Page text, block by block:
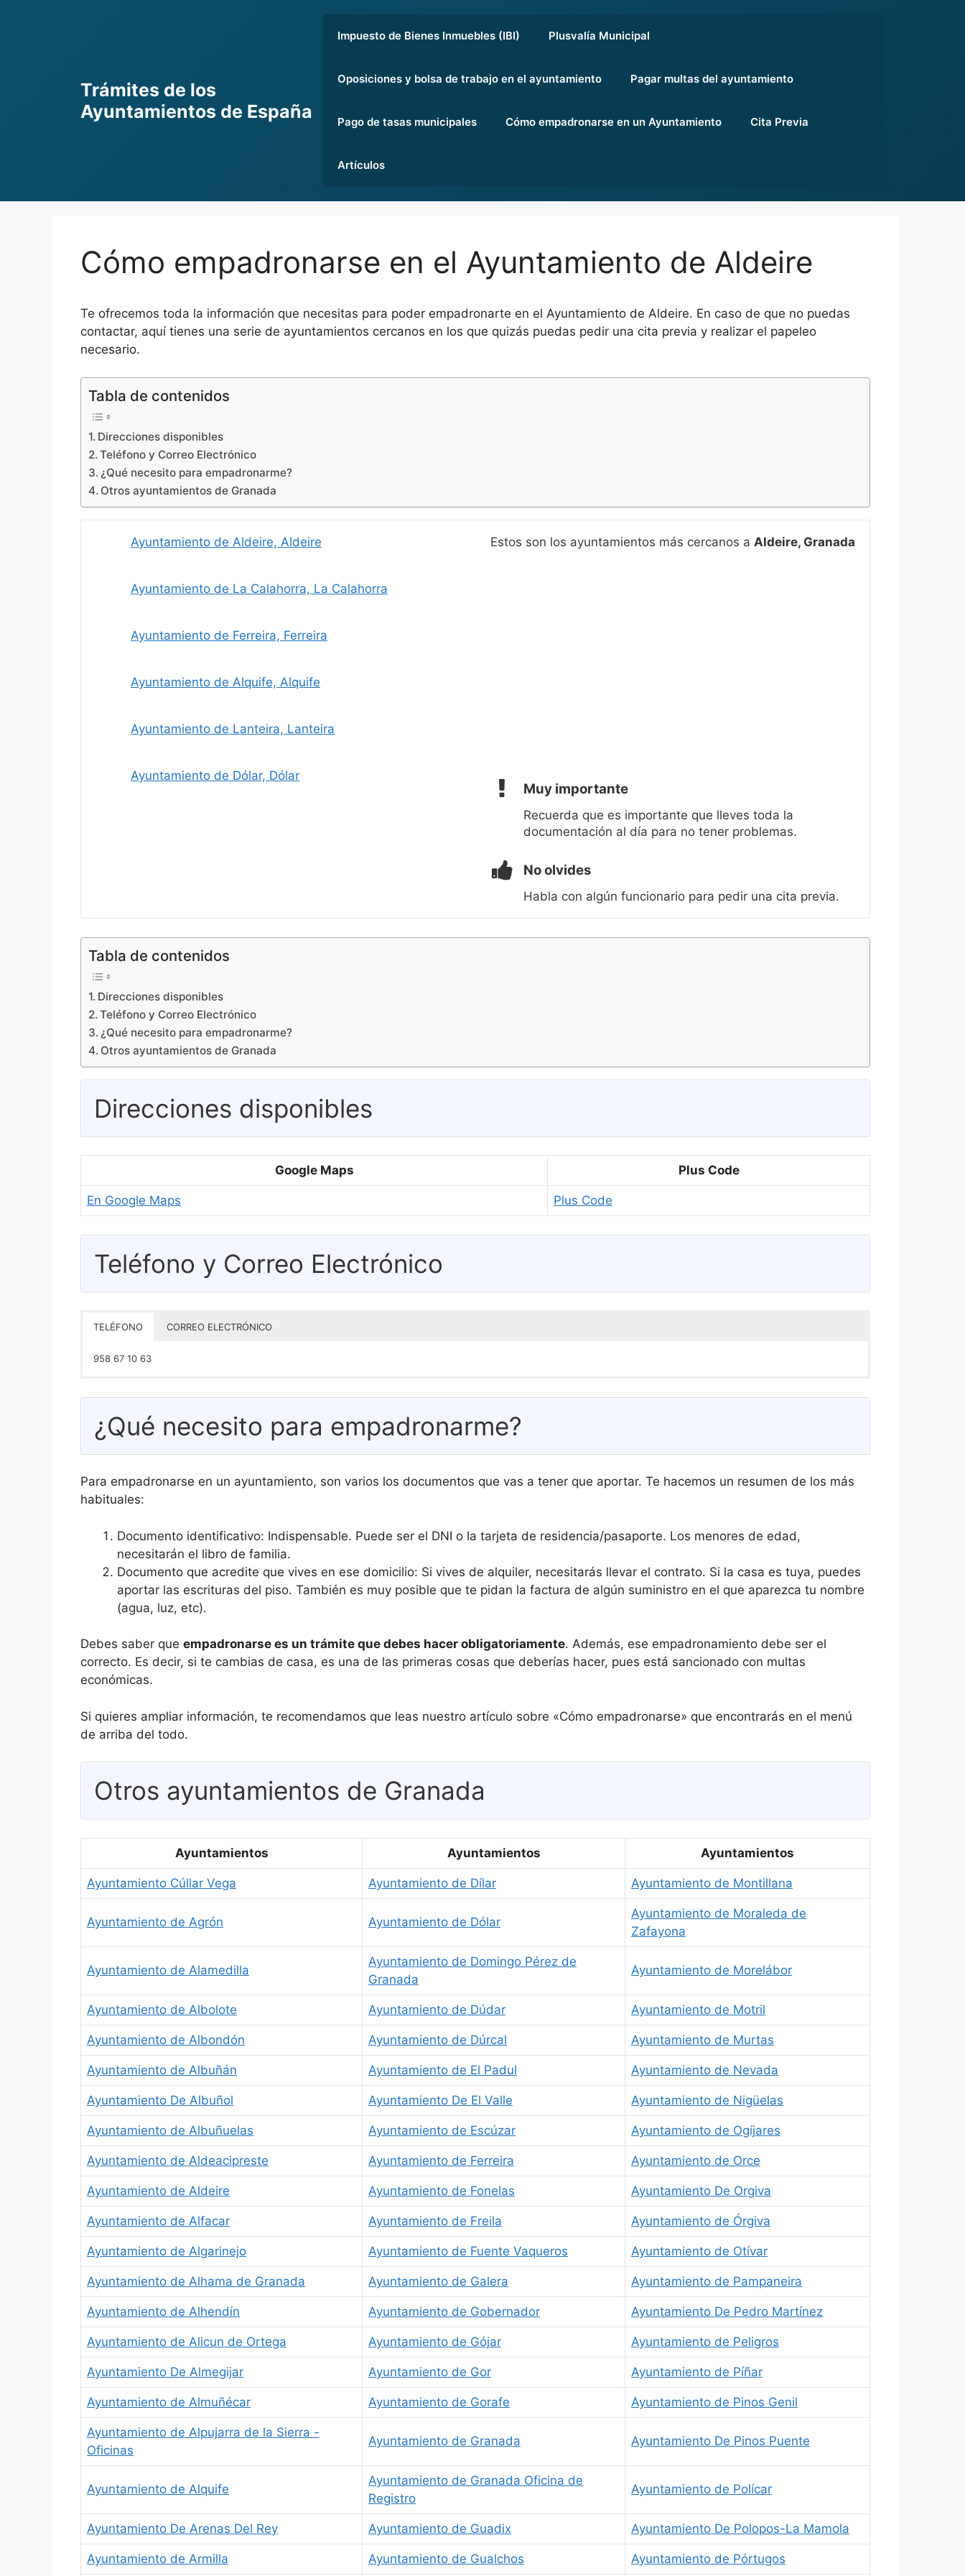
Trámites de los
Ayuntamientos de España
Impuesto de Bienes Inmuebles (IBI) Plusvalía Municipal
Oposiciones y bolsa de trabajo en el ayuntamiento Pagar multas del ayuntamiento
Pago de tasas municipales Cómo empadronarse en un Ayuntamiento Cita Previa
Artículos
Cómo empadronarse en el Ayuntamiento de Aldeire
Te ofrecemos toda la información que necesitas para poder empadronarte en el Ayuntamiento de Aldeire. En caso de que no puedas
contactar, aquí tienes una serie de ayuntamientos cercanos en los que quizás puedas pedir una cita previa y realizar el papeleo
necesario.
Tabla de contenidos
Direcciones disponibles
Teléfono y Correo Electrónico
¿Qué necesito para empadronarme?
Otros ayuntamientos de Granada
Ayuntamiento de Aldeire, Aldeire
Ayuntamiento de La Calahorra, La Calahorra
Ayuntamiento de Ferreira, Ferreira
Ayuntamiento de Alquife, Alquife
Ayuntamiento de Lanteira, Lanteira
Ayuntamiento de Dólar, Dólar
Estos son los ayuntamientos más cercanos a Aldeire, Granada
Muy importante
Recuerda que es importante que lleves toda la
documentación al día para no tener problemas.
No olvides
Habla con algún funcionario para pedir una cita previa.
Tabla de contenidos
Direcciones disponibles
Teléfono y Correo Electrónico
¿Qué necesito para empadronarme?
Otros ayuntamientos de Granada
Direcciones disponibles
Google Maps Plus Code
En Google Maps Plus Code
Teléfono y Correo Electrónico
TELÉFONO CORREO ELECTRÓNICO
958 67 10 63
¿Qué necesito para empadronarme?
Para empadronarse en un ayuntamiento, son varios los documentos que vas a tener que aportar. Te hacemos un resumen de los más
habituales:
Documento identificativo: Indispensable. Puede ser el DNI o la tarjeta de residencia/pasaporte. Los menores de edad,
necesitarán el libro de familia.
Documento que acredite que vives en ese domicilio: Si vives de alquiler, necesitarás llevar el contrato. Si la casa es tuya, puedes
aportar las escrituras del piso. También es muy posible que te pidan la factura de algún suministro en el que aparezca tu nombre
(agua, luz, etc).
Debes saber que empadronarse es un trámite que debes hacer obligatoriamente. Además, ese empadronamiento debe ser el
correcto. Es decir, si te cambias de casa, es una de las primeras cosas que deberías hacer, pues está sancionado con multas
económicas.
Si quieres ampliar información, te recomendamos que leas nuestro artículo sobre «Cómo empadronarse» que encontrarás en el menú
de arriba del todo.
Otros ayuntamientos de Granada
Ayuntamientos Ayuntamientos Ayuntamientos
Ayuntamiento Cúllar Vega Ayuntamiento de Dílar Ayuntamiento de Montillana
Ayuntamiento de Agrón Ayuntamiento de Dólar
Ayuntamiento de Moraleda de
Zafayona
Ayuntamiento de Alamedilla
Ayuntamiento de Domingo Pérez de
Granada
Ayuntamiento de Morelábor
Ayuntamiento de Albolote Ayuntamiento de Dúdar Ayuntamiento de Motril
Ayuntamiento de Albondón Ayuntamiento de Dúrcal Ayuntamiento de Murtas
Ayuntamiento de Albuñán Ayuntamiento de El Padul Ayuntamiento de Nevada
Ayuntamiento De Albuñol Ayuntamiento De El Valle Ayuntamiento de Nigüelas
Ayuntamiento de Albuñuelas Ayuntamiento de Escúzar Ayuntamiento de Ogíjares
Ayuntamiento de Aldeacipreste Ayuntamiento de Ferreira Ayuntamiento de Orce
Ayuntamiento de Aldeire Ayuntamiento de Fonelas Ayuntamiento De Orgiva
Ayuntamiento de Alfacar Ayuntamiento de Freila Ayuntamiento de Órgiva
Ayuntamiento de Algarinejo Ayuntamiento de Fuente Vaqueros Ayuntamiento de Otívar
Ayuntamiento de Alhama de Granada Ayuntamiento de Galera Ayuntamiento de Pampaneira
Ayuntamiento de Alhendín Ayuntamiento de Gobernador Ayuntamiento De Pedro Martínez
Ayuntamiento de Alicun de Ortega Ayuntamiento de Gójar Ayuntamiento de Peligros
Ayuntamiento De Almegijar Ayuntamiento de Gor Ayuntamiento de Píñar
Ayuntamiento de Almuñécar Ayuntamiento de Gorafe Ayuntamiento de Pinos Genil
Ayuntamiento de Alpujarra de la Sierra -
Oficinas
Ayuntamiento de Granada Ayuntamiento De Pinos Puente
Ayuntamiento de Alquife
Ayuntamiento de Granada Oficina de
Registro
Ayuntamiento de Polícar
Ayuntamiento De Arenas Del Rey Ayuntamiento de Guadix Ayuntamiento De Polopos-La Mamola
Ayuntamiento de Armilla Ayuntamiento de Gualchos Ayuntamiento de Pórtugos